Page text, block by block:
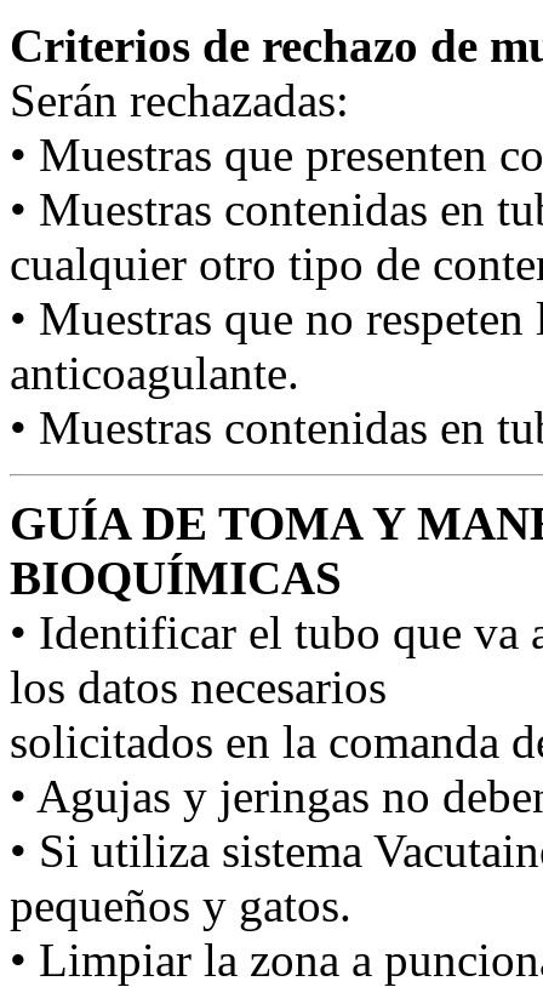
Criterios de rechazo de
Serán rechazadas:
• Muestras que presenten
• Muestras contenidas en
cualquier otro tipo de
• Muestras que no
anticoagulante.
• Muestras contenidas en
GUÍA DE TOMA Y
BIOQUÍMICAS
• Identificar el tubo que va
los datos necesarios
solicitados en la comanda
• Agujas y jeringas no
• Si utiliza sistema
pequeños y gatos.
• Limpiar la zona a